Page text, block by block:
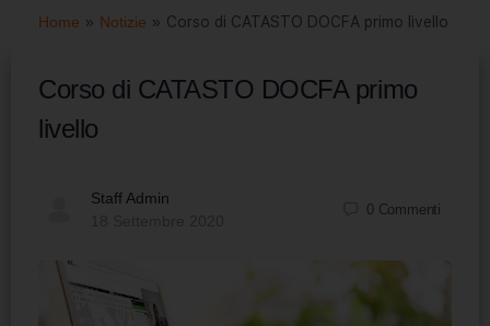
Home » Notizie » Corso di CATASTO DOCFA primo livello
Corso di CATASTO DOCFA primo
livello
Staff Admin
0 Commenti